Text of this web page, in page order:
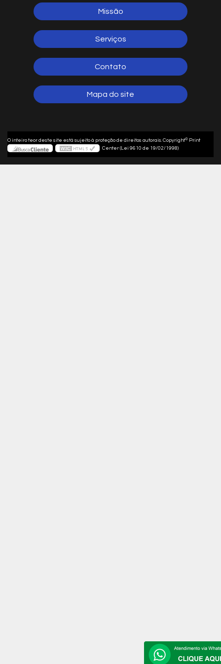
Missão
Serviços
Contato
Mapa do site
O inteiro teor deste site está sujeito à proteção de direitos autorais. Copyright© Print
Center (Lei 9610 de 19/02/1998)